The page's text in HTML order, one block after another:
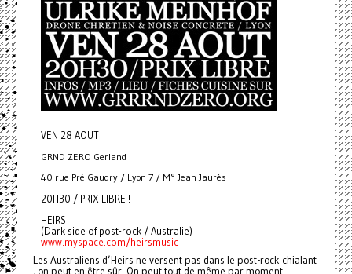
VEN 28 AOUT
GRND ZERO Gerland
40 rue Pré Gaudry / Lyon 7 / M° Jean Jaurès
20H30 / PRIX LIBRE !
HEIRS
(Dark side of post-rock / Australie)
www.myspace.com/heirsmusic
Les Australiens d’Heirs ne versent pas dans le post-rock chialant
, on peut en être sûr. On peut tout de même par moment